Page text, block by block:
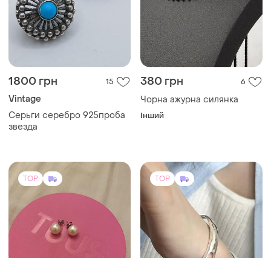
1800 грн 15
Vintage
Серьги серебро 925проба
звезда
380 грн 6
Чорна ажурна силянка
Інший
TOP TOP